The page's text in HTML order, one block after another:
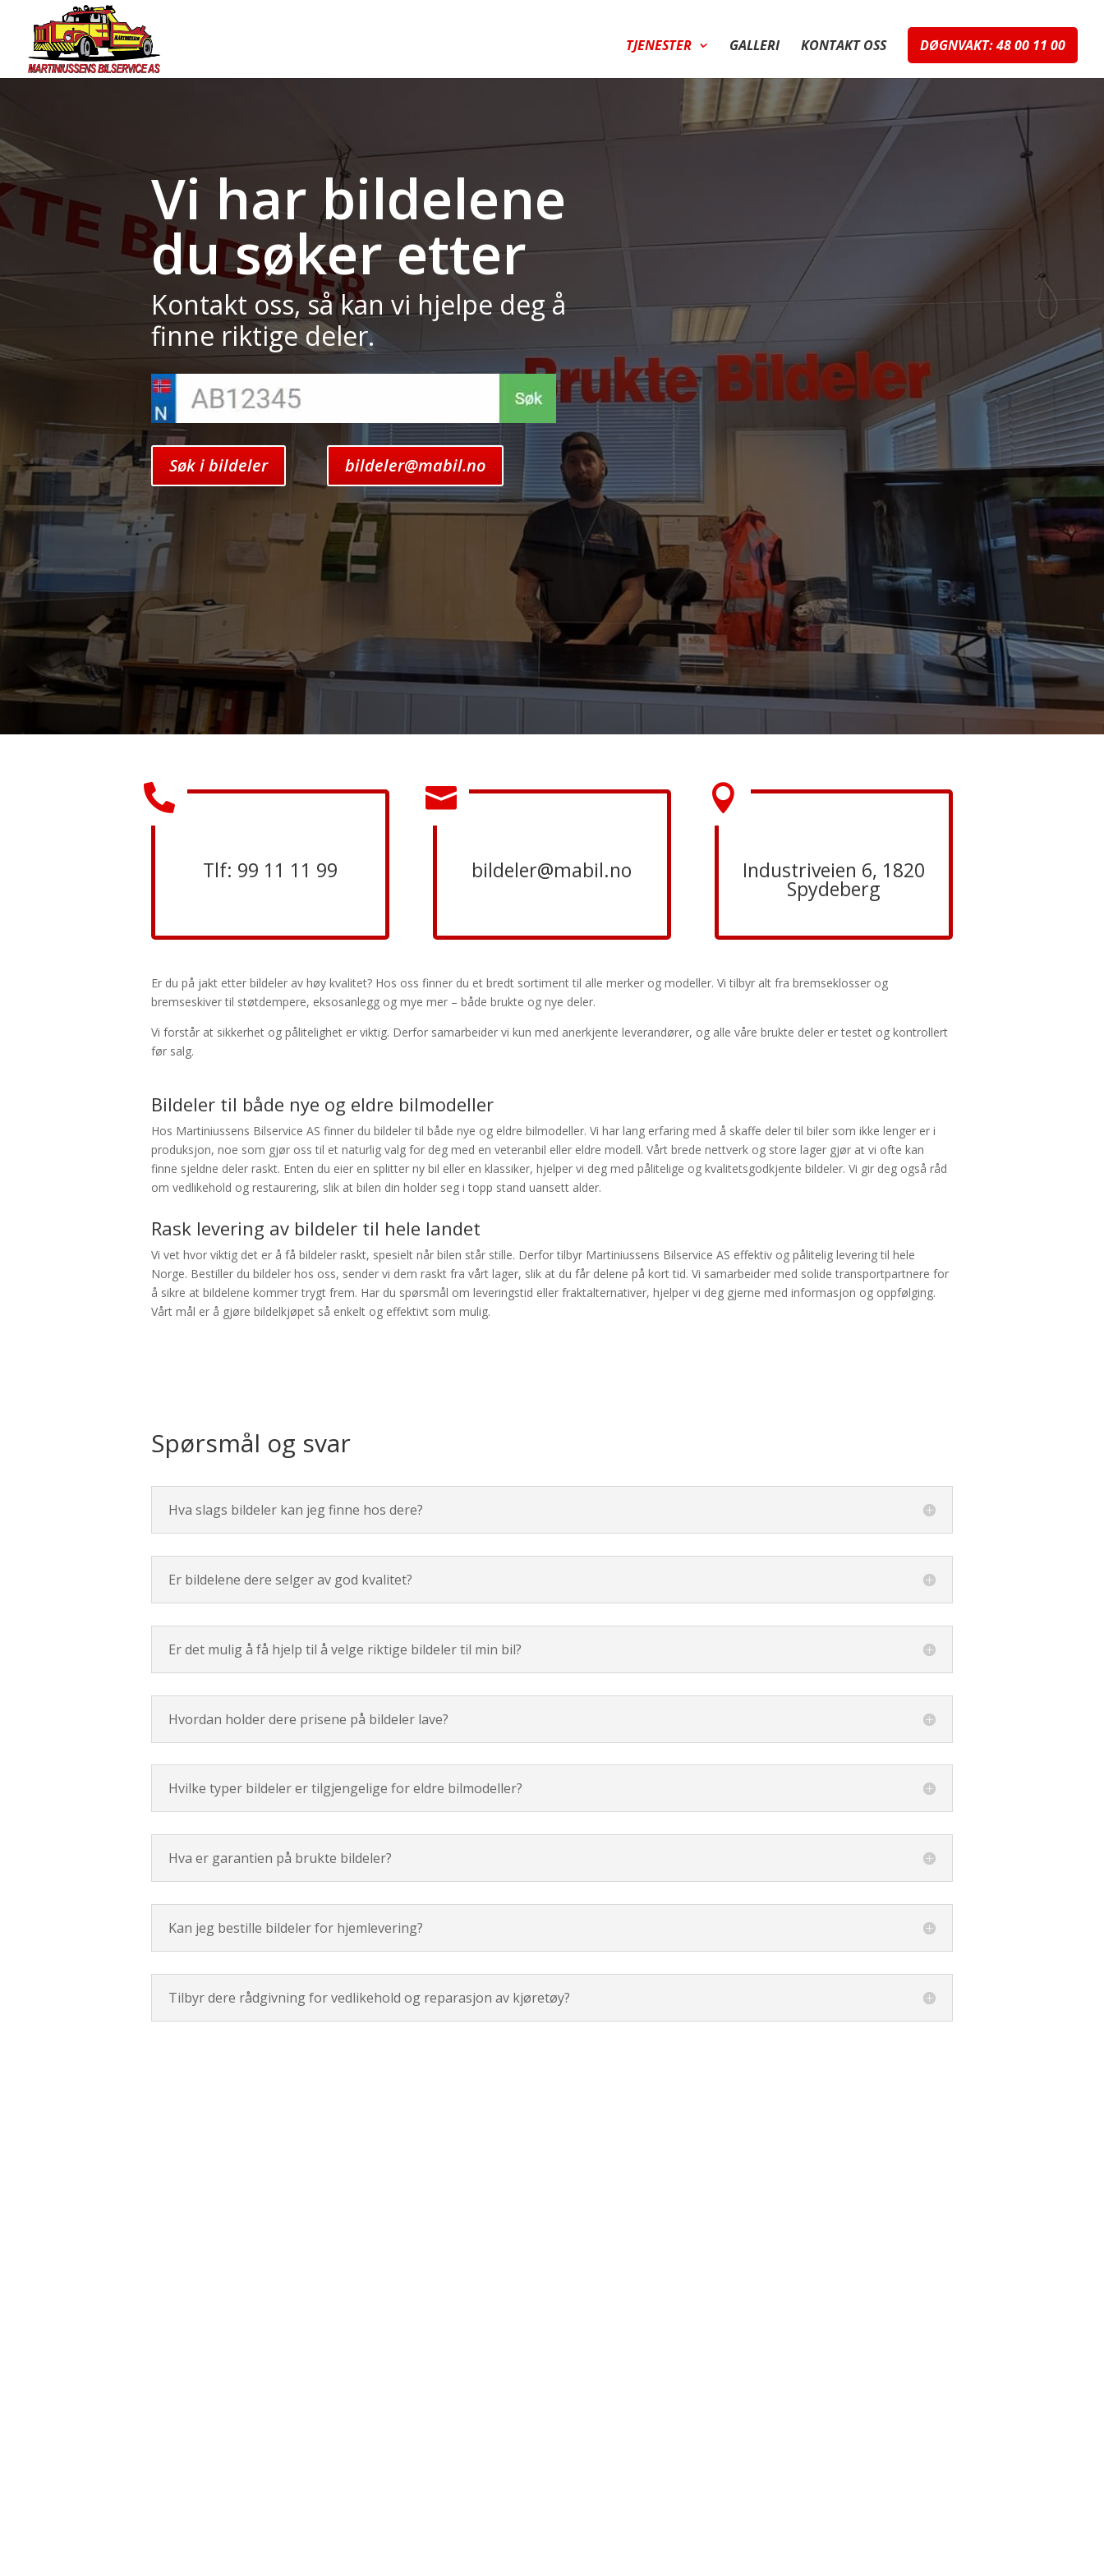
TJENESTER GALLERI KONTAKT OSS DØGNVAKT: 48 00 11 00
Vi har bildelene
du søker etter
Kontakt oss, så kan vi hjelpe deg å
finne riktige deler.
Søk i bildeler bildeler@mabil.no

Tlf: 99 11 11 99

bildeler@mabil.no

Industriveien 6, 1820
Spydeberg
Er du på jakt etter bildeler av høy kvalitet? Hos oss finner du et bredt sortiment til alle merker og modeller. Vi tilbyr alt fra bremseklosser og
bremseskiver til støtdempere, eksosanlegg og mye mer – både brukte og nye deler.
Vi forstår at sikkerhet og pålitelighet er viktig. Derfor samarbeider vi kun med anerkjente leverandører, og alle våre brukte deler er testet og kontrollert
før salg.
Bildeler til både nye og eldre bilmodeller
Hos Martiniussens Bilservice AS finner du bildeler til både nye og eldre bilmodeller. Vi har lang erfaring med å skaffe deler til biler som ikke lenger er i
produksjon, noe som gjør oss til et naturlig valg for deg med en veteranbil eller eldre modell. Vårt brede nettverk og store lager gjør at vi ofte kan
finne sjeldne deler raskt. Enten du eier en splitter ny bil eller en klassiker, hjelper vi deg med pålitelige og kvalitetsgodkjente bildeler. Vi gir deg også råd
om vedlikehold og restaurering, slik at bilen din holder seg i topp stand uansett alder.
Rask levering av bildeler til hele landet
Vi vet hvor viktig det er å få bildeler raskt, spesielt når bilen står stille. Derfor tilbyr Martiniussens Bilservice AS effektiv og pålitelig levering til hele
Norge. Bestiller du bildeler hos oss, sender vi dem raskt fra vårt lager, slik at du får delene på kort tid. Vi samarbeider med solide transportpartnere for
å sikre at bildelene kommer trygt frem. Har du spørsmål om leveringstid eller fraktalternativer, hjelper vi deg gjerne med informasjon og oppfølging.
Vårt mål er å gjøre bildelkjøpet så enkelt og effektivt som mulig.
Spørsmål og svar
Hva slags bildeler kan jeg finne hos dere?
Er bildelene dere selger av god kvalitet?
Er det mulig å få hjelp til å velge riktige bildeler til min bil?
Hvordan holder dere prisene på bildeler lave?
Hvilke typer bildeler er tilgjengelige for eldre bilmodeller?
Hva er garantien på brukte bildeler?
Kan jeg bestille bildeler for hjemlevering?
Tilbyr dere rådgivning for vedlikehold og reparasjon av kjøretøy?